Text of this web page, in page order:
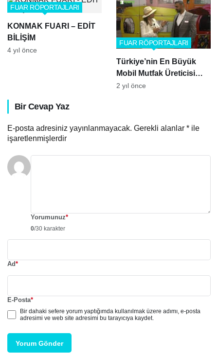
KONMAK FUARI – EDİT
BİLİŞİM
FUAR RÖPORTAJLARI
4 yıl önce
Türkiye’nin En Büyük
Mobil Mutfak Üreticisi
Mobil Chef ile Tanışın! |
FUAR RÖPORTAJLARI
2 yıl önce
Bir Cevap Yaz
E-posta adresiniz yayınlanmayacak. Gerekli alanlar * ile
işaretlenmişlerdir
Yorumunuz*
0/30 karakter
Ad*
E-Posta*
Bir dahaki sefere yorum yaptığımda kullanılmak üzere adımı, e-posta
adresimi ve web site adresimi bu tarayıcıya kaydet.
Yorum Gönder